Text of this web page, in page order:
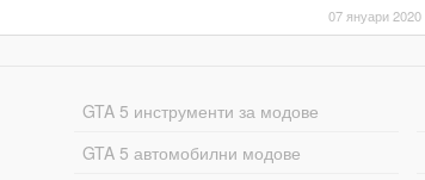
07 януари 2020
GTA 5 инструменти за модове
GTA 5 автомобилни модове